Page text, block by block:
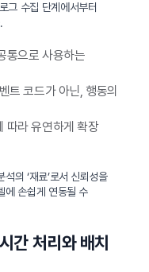
그 수집 단계에서부터
통으로 사용하는
트 코드가 아닌, 행동의
따라 유연하게 확장
의 ‘재료’로서 신뢰성을
에 손쉽게 연동될 수
간 처리와 배치